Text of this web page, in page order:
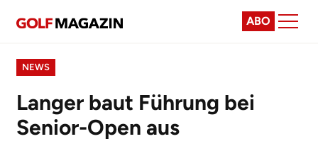
ABO
NEWS
Langer baut Führung bei
Senior-Open aus